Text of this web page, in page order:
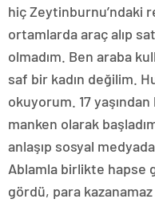
hiç Zeytinburnu’ndaki
ortamlarda araç alıp
olmadım. Ben araba
saf bir kadın değilim.
okuyorum. 17
manken olarak
anlaşıp sosyal
Ablamla birlikte hapse
gördü, para